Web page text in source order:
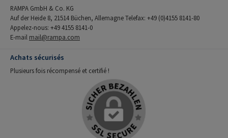
RAMPA GmbH & Co. KG
Auf der Heide 8, 21514 Büchen, Allemagne Telefax: +49 (0)4155 8141-80
Appelez-nous: +49 4155 8141-0
E-mail mail@rampa.com
Achats sécurisés
Plusieurs fois récompensé et certifié !